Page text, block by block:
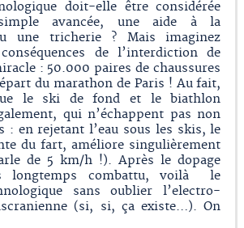
doit-elle être considérée
avancée, une aide à la
une tricherie ? Mais imaginez
de l’interdiction de
: 50.000 paires de chaussures
du marathon de Paris ! Au fait,
le ski de fond et le biathlon
qui n’échappent pas non
: en rejetant l’eau sous les skis, le
du fart, améliore singulièrement
de 5 km/h !). Après le dopage
longtemps combattu, voilà le
sans oublier l’electro-
(si, si, ça existe…). On